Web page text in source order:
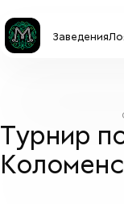
Заведения
Турнир